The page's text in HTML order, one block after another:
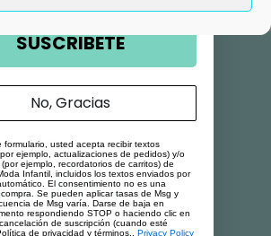
SUSCRIBETE
No, Gracias
formulario, usted acepta recibir textos
ejemplo, actualizaciones de pedidos) y/o
ejemplo, recordatorios de carritos) de
Infantil, incluidos los textos enviados por
El consentimiento no es una
Se pueden aplicar tasas de Msg y
de Msg varía. Darse de baja en
respondiendo STOP o haciendo clic en
de suscripción (cuando esté
de privacidad y términos.. Privacy Policy